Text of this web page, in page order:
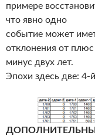
примере
что явно одно
событие может
отклонения от
минус двух лет.
Эпохи здесь две: 4-